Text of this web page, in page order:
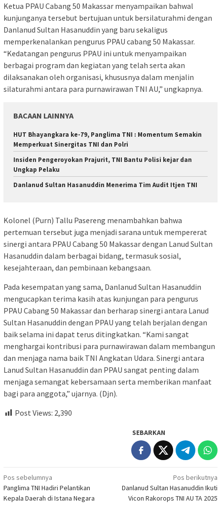
Ketua PPAU Cabang 50 Makassar menyampaikan bahwal
kunjunganya tersebut bertujuan untuk bersilaturahmi dengan
Danlanud Sultan Hasanuddin yang baru sekaligus
memperkenalankan pengurus PPAU cabang 50 Makassar.
“Kedatangan pengurus PPAU ini untuk menyampaikan
berbagai program dan kegiatan yang telah serta akan
dilaksanakan oleh organisasi, khususnya dalam menjalin
silaturahmi antara para purnawirawan TNI AU,” ungkapnya.
BACAAN LAINNYA
HUT Bhayangkara ke-79, Panglima TNI : Momentum Semakin
Memperkuat Sinergitas TNI dan Polri
Insiden Pengeroyokan Prajurit, TNI Bantu Polisi kejar dan
Ungkap Pelaku
Danlanud Sultan Hasanuddin Menerima Tim Audit Itjen TNI
Kolonel (Purn) Tallu Pasereng menambahkan bahwa
pertemuan tersebut juga menjadi sarana untuk mempererat
sinergi antara PPAU Cabang 50 Makassar dengan Lanud Sultan
Hasanuddin dalam berbagai bidang, termasuk sosial,
kesejahteraan, dan pembinaan kebangsaan.
Pada kesempatan yang sama, Danlanud Sultan Hasanuddin
mengucapkan terima kasih atas kunjungan para pengurus
PPAU Cabang 50 Makassar dan berharap sinergi antara Lanud
Sultan Hasanuddin dengan PPAU yang telah berjalan dengan
baik selama ini dapat terus ditingkatkan. “Kami sangat
menghargai kontribusi para purnawirawan dalam membangun
dan menjaga nama baik TNI Angkatan Udara. Sinergi antara
Lanud Sultan Hasanuddin dan PPAU sangat penting dalam
menjaga semangat kebersamaan serta memberikan manfaat
bagi para anggota,” ujarnya. (Djn).
Post Views: 2,390
SEBARKAN
Navigasi
pos
Pos sebelumnya
Panglima TNI Hadiri Pelantikan
Kepala Daerah di Istana Negara
Pos berikutnya
Danlanud Sultan Hasanuddin Ikuti
Vicon Rakorops TNI AU TA 2025